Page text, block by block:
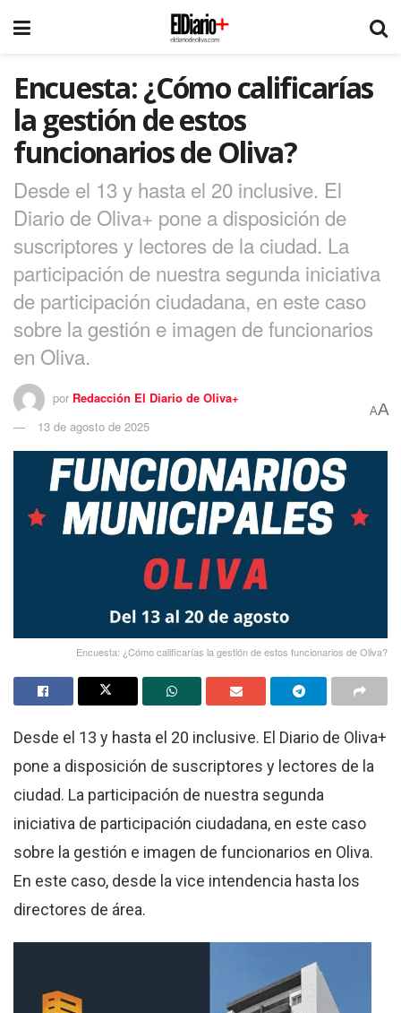
Encuesta: ¿Cómo calificarías
la gestión de estos
funcionarios de Oliva?
Desde el 13 y hasta el 20 inclusive. El
Diario de Oliva+ pone a disposición de
suscriptores y lectores de la ciudad. La
participación de nuestra segunda iniciativa
de participación ciudadana, en este caso
sobre la gestión e imagen de funcionarios
en Oliva.
por Redacción El Diario de Oliva+
13 de agosto de 2025
AA
Encuesta: ¿Cómo calificarías la gestión de estos funcionarios de Oliva?
Desde el 13 y hasta el 20 inclusive. El Diario de Oliva+
pone a disposición de suscriptores y lectores de la
ciudad. La participación de nuestra segunda
iniciativa de participación ciudadana, en este caso
sobre la gestión e imagen de funcionarios en Oliva.
En este caso, desde la vice intendencia hasta los
directores de área.